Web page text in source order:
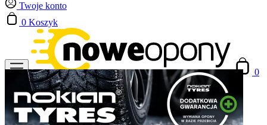
Twoje konto
0 Koszyk
0